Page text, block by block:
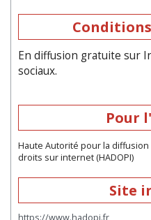
En diffusion gratuite sur
sociaux.
Pour
Haute Autorité pour la
droits sur internet (HADOPI)
Site